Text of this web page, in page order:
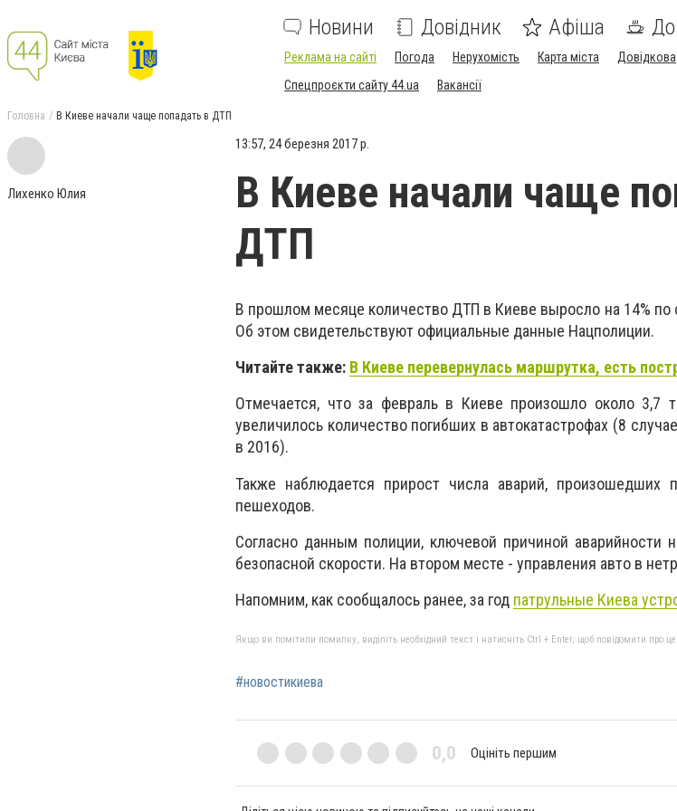
Новини Довідник Афіша
Реклама на сайті Погода Нерухомість Карта міста Довідкова
Спецпроєкти сайту 44.ua
Вакансії
Головна В Киеве начали чаще попадать в ДТП
Лихенко Юлия
13:57, 24 березня 2017 р.
В Киеве начали чаще
ДТП
В прошлом месяце количество ДТП в Киеве выросло на 14% по
Об этом свидетельствуют официальные данные Нацполиции.
Читайте также: В Киеве перевернулась маршрутка, есть
Отмечается, что за февраль в Киеве произошло около 3,7
увеличилось количество погибших в автокатастрофах (8
в 2016).
Также наблюдается прирост числа аварий, произошедших
пешеходов.
Согласно данным полиции, ключевой причиной аварийности
безопасной скорости. На втором месте - управления авто в
Напомним, как сообщалось ранее, за год патрульные Киева
Якщо ви помітили помилку, виділіть необхідний текст і натисніть Ctrl + Enter, щоб повідомити про
#новостикиева
0,0 Оцініть першим